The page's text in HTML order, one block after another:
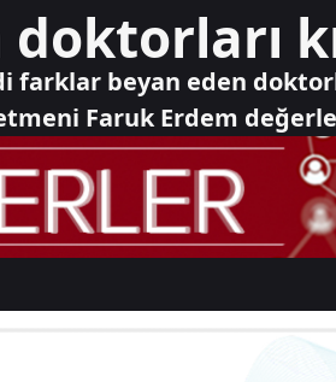
farklar beyan eden
Faruk Erdem